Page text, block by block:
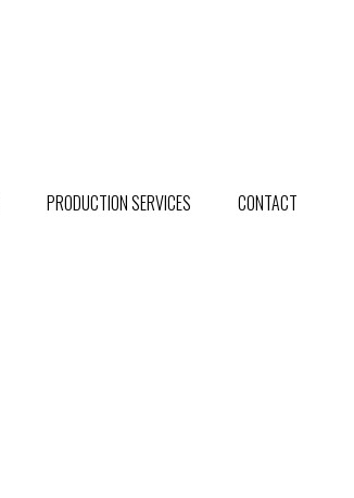
PRODUCTION SERVICES CONTACT